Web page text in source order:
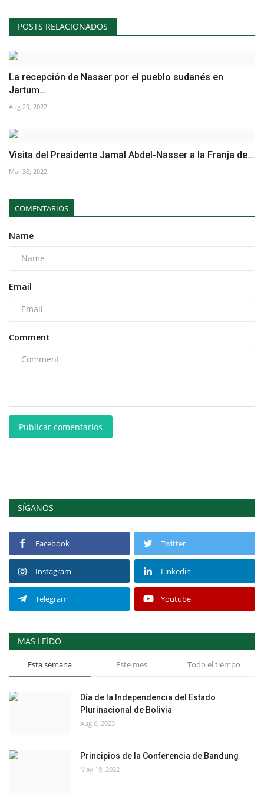
POSTS RELACIONADOS
La recepción de Nasser por el pueblo sudanés en
Jartum...
Aug 29, 2022
Visita del Presidente Jamal Abdel-Nasser a la Franja de...
Mar 30, 2022
COMENTARIOS
Name
Email
Comment
Publicar comentarios
SÍGANOS
Facebook Twitter
Instagram Linkedin
Telegram Youtube
MÁS LEÍDO
Esta semana Este mes Todo el tiempo
Día de la Independencia del Estado
Plurinacional de Bolivia
Aug 6, 2023
Principios de la Conferencia de Bandung
May 19, 2022